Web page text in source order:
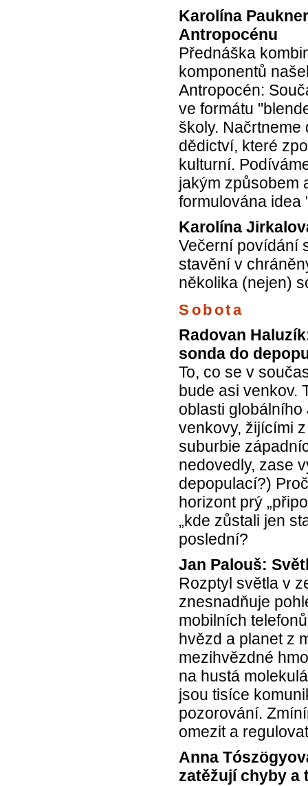
Karolína
Antropocénu
Přednáška
komponentů
Antropocén:
ve formátu
školy.
dědictví, které
kulturní.
jakým způsobem
formulována idea
Karolína
Večerní povídání
stavění v
několika (nejen)
Sobota
Radovan
sonda do
To, co se v
bude asi venkov.
oblasti
venkovy, žijícími
suburbie
nedovedly, zase
depopulací?)
horizont prý
„kde zůstali jen
poslední?
Jan Palouš:
Rozptyl světla v
znesnadňuje
mobilních
hvězd a planet z
mezihvězdné
na hustá
jsou tisíce
pozorování.
omezit a
Anna
zatěžují chyby a